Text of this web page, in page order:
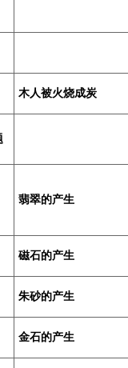
木人被火烧成炭
翡翠的产生
磁石的产生
朱砂的产生
金石的产生